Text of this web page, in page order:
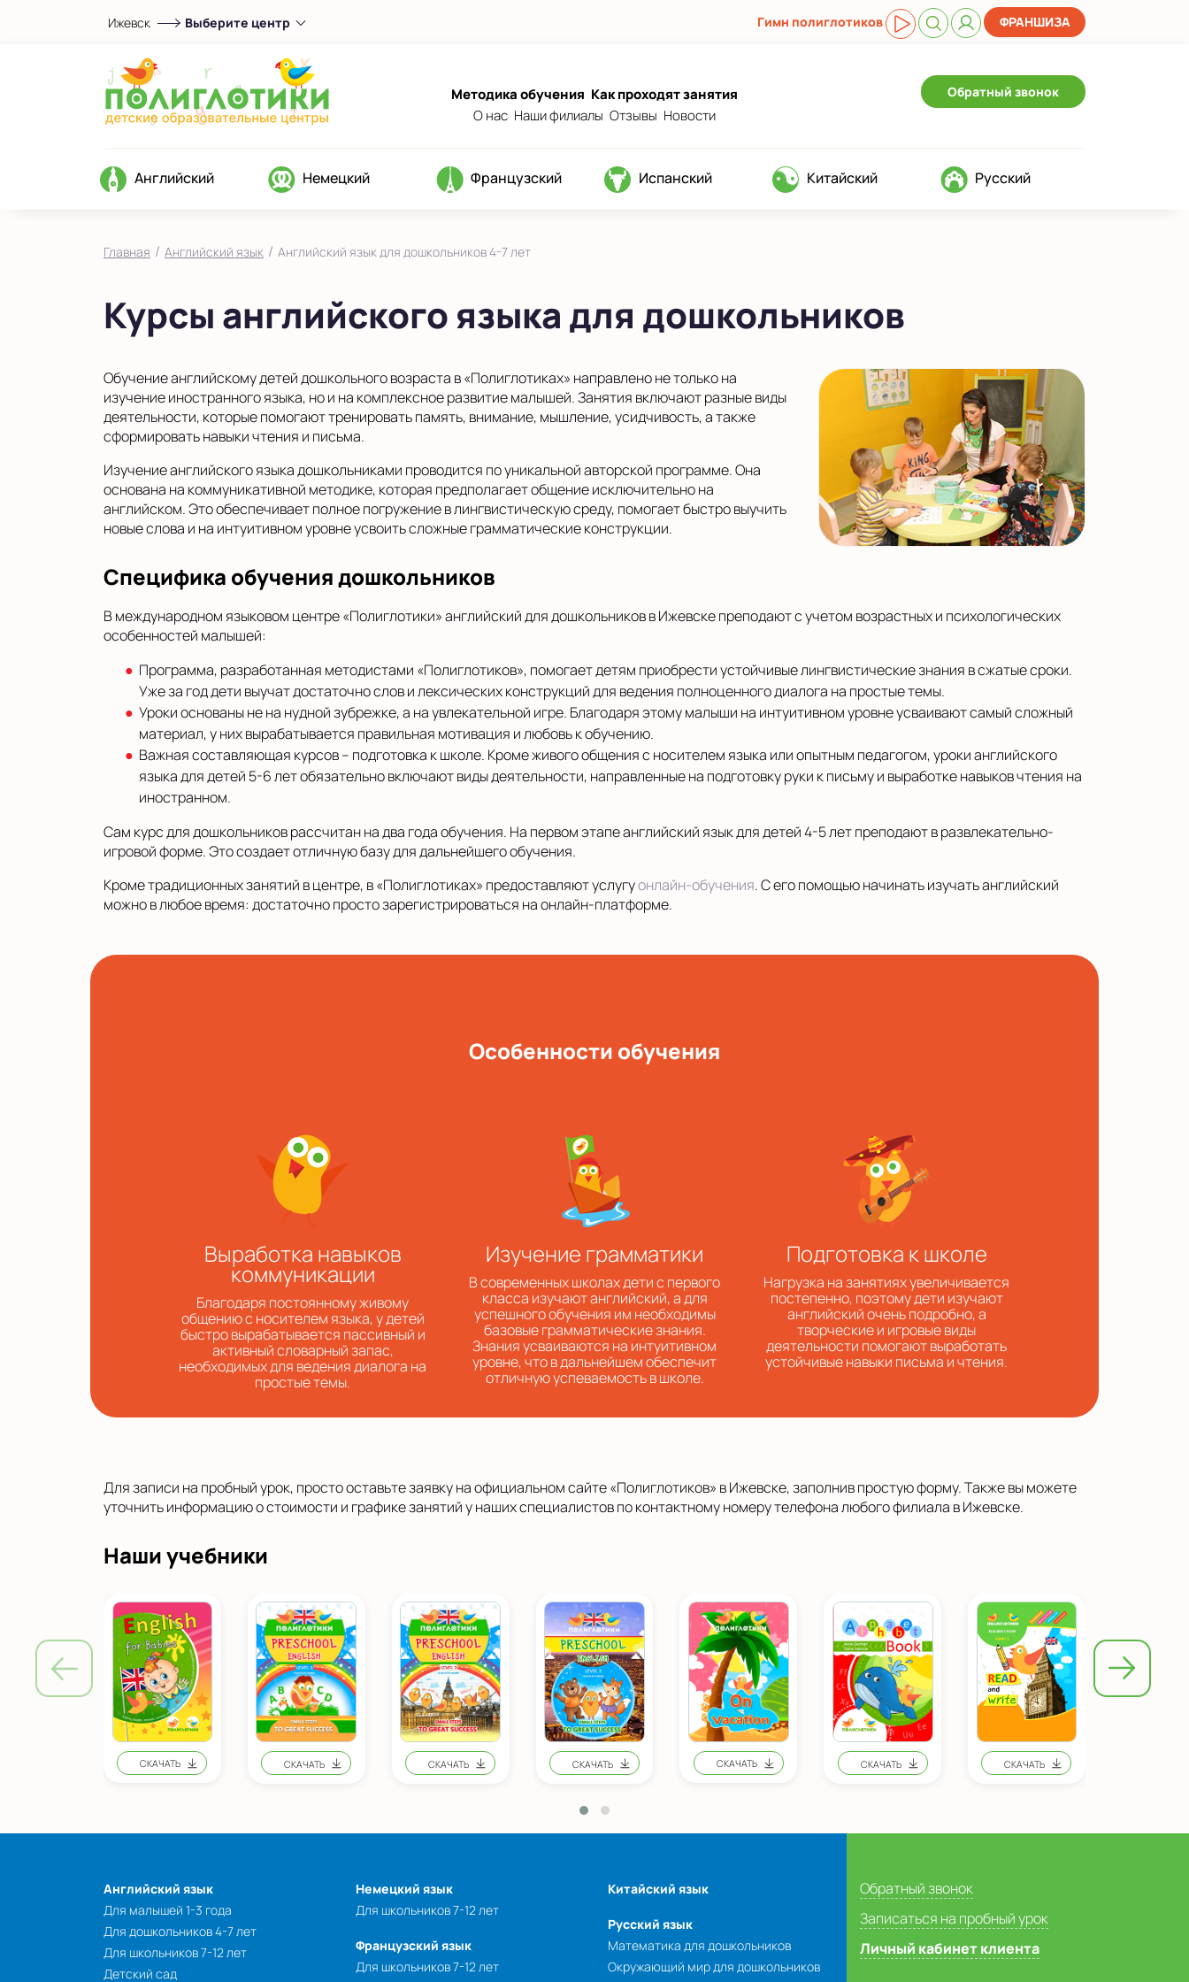
Ижевск Выберите центр
Выберите центр
Показать на карте
Выбрать другой город
Гимн полиглотиков ФРАНШИЗА
Методика обучения Как проходят занятия
О нас Наши филиалы Отзывы Новости
Обратный звонок
Английский Немецкий Французский Испанский Китайский Русский
Главная / Английский язык / Английский язык для дошкольников 4-7 лет
Курсы английского языка для дошкольников
Обучение английскому детей дошкольного возраста в «Полиглотиках» направлено не только на
изучение иностранного языка, но и на комплексное развитие малышей. Занятия включают разные виды
деятельности, которые помогают тренировать память, внимание, мышление, усидчивость, а также
сформировать навыки чтения и письма.
Изучение английского языка дошкольниками проводится по уникальной авторской программе. Она
основана на коммуникативной методике, которая предполагает общение исключительно на
английском. Это обеспечивает полное погружение в лингвистическую среду, помогает быстро выучить
новые слова и на интуитивном уровне усвоить сложные грамматические конструкции.
Специфика обучения дошкольников
В международном языковом центре «Полиглотики» английский для дошкольников в Ижевске преподают с учетом возрастных и психологических
особенностей малышей:
Программа, разработанная методистами «Полиглотиков», помогает детям приобрести устойчивые лингвистические знания в сжатые сроки.
Уже за год дети выучат достаточно слов и лексических конструкций для ведения полноценного диалога на простые темы.
Уроки основаны не на нудной зубрежке, а на увлекательной игре. Благодаря этому малыши на интуитивном уровне усваивают самый сложный
материал, у них вырабатывается правильная мотивация и любовь к обучению.
Важная составляющая курсов – подготовка к школе. Кроме живого общения с носителем языка или опытным педагогом, уроки английского
языка для детей 5-6 лет обязательно включают виды деятельности, направленные на подготовку руки к письму и выработке навыков чтения на
иностранном.
Сам курс для дошкольников рассчитан на два года обучения. На первом этапе английский язык для детей 4-5 лет преподают в развлекательно-
игровой форме. Это создает отличную базу для дальнейшего обучения.
Кроме традиционных занятий в центре, в «Полиглотиках» предоставляют услугуонлайн-обучения. С его помощью начинать изучать английский
можно в любое время: достаточно просто зарегистрироваться на онлайн-платформе.
Особенности обучения
Выработка навыков
коммуникации
Благодаря постоянному живому
общению с носителем языка, у детей
быстро вырабатывается пассивный и
активный словарный запас,
необходимых для ведения диалога на
простые темы.
Изучение грамматики
В современных школах дети с первого
класса изучают английский, а для
успешного обучения им необходимы
базовые грамматические знания.
Знания усваиваются на интуитивном
уровне, что в дальнейшем обеспечит
отличную успеваемость в школе.
Подготовка к школе
Нагрузка на занятиях увеличивается
постепенно, поэтому дети изучают
английский очень подробно, а
творческие и игровые виды
деятельности помогают выработать
устойчивые навыки письма и чтения.
Для записи на пробный урок, просто оставьте заявку на официальном сайте «Полиглотиков» в Ижевске, заполнив простую форму. Также вы можете
уточнить информацию о стоимости и графике занятий у наших специалистов по контактному номеру телефона любого филиала в Ижевске.
Наши учебники
Английский язык
Для малышей 1-3 года
Для дошкольников 4-7 лет
Для школьников 7-12 лет
Детский сад
Немецкий язык
Для школьников 7-12 лет
Французский язык
Для школьников 7-12 лет
Китайский язык
Русский язык
Математика для дошкольников
Окружающий мир для дошкольников
Обратный звонок
Записаться на пробный урок
Личный кабинет клиента